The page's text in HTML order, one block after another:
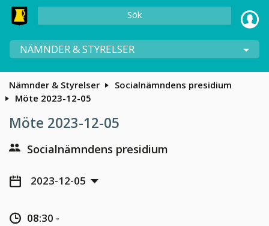
Sök
NÄMNDER & STYRELSER
Nämnder & Styrelser
Socialnämndens presidium
Möte 2023-12-05
Möte 2023-12-05
Socialnämndens presidium
2023-12-05
08:30 -